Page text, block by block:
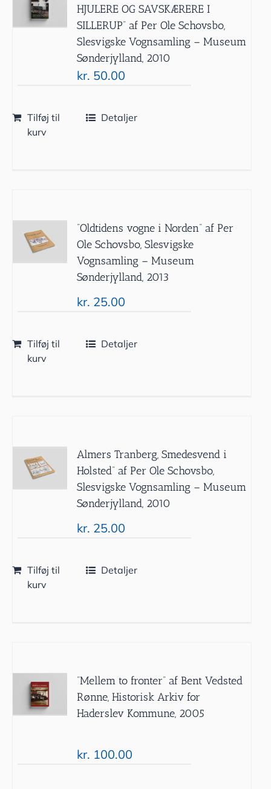
HJULERE OG SAVSKÆRERE I
SILLERUP” af Per Ole Schovsbo,
Slesvigske Vognsamling – Museum
Sønderjylland, 2010
kr. 50.00
Tilføj til
kurv
Detaljer
”Oldtidens vogne i Norden” af Per
Ole Schovsbo, Slesvigske
Vognsamling – Museum
Sønderjylland, 2013
kr. 25.00
Tilføj til
kurv
Detaljer
Almers Tranberg, Smedesvend i
Holsted” af Per Ole Schovsbo,
Slesvigske Vognsamling – Museum
Sønderjylland, 2010
kr. 25.00
Tilføj til
kurv
Detaljer
”Mellem to fronter” af Bent Vedsted
Rønne, Historisk Arkiv for
Haderslev Kommune, 2005
kr. 100.00